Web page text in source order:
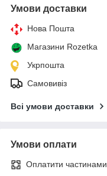
Умови доставки
Нова Пошта
Магазини Rozetka
Укрпошта
Самовивіз
Всі умови доставки
Умови оплати
Оплатити частинами